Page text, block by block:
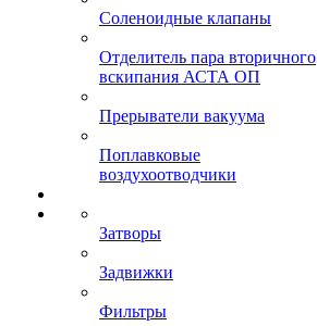
Соленоидные клапаны
Отделитель пара вторичного
вскипания АСТА ОП
Прерыватели вакуума
Поплавковые
воздухоотводчики
Затворы
Задвижки
Фильтры